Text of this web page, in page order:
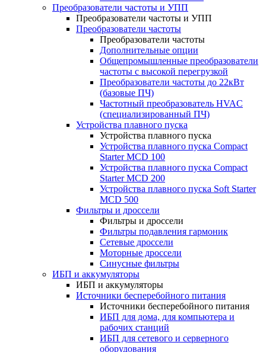
Преобразователи частоты и УПП
Преобразователи частоты и УПП
Преобразователи частоты
Преобразователи частоты
Дополнительные опции
Общепромышленные преобразователи
частоты с высокой перегрузкой
Преобразователи частоты до 22кВт
(базовые ПЧ)
Частотный преобразователь HVAC
(специализированный ПЧ)
Устройства плавного пуска
Устройства плавного пуска
Устройства плавного пуска Compact
Starter MCD 100
Устройства плавного пуска Compact
Starter MCD 200
Устройства плавного пуска Soft Starter
MCD 500
Фильтры и дроссели
Фильтры и дроссели
Фильтры подавления гармоник
Сетевые дроссели
Моторные дроссели
Синусные фильтры
ИБП и аккумуляторы
ИБП и аккумуляторы
Источники бесперебойного питания
Источники бесперебойного питания
ИБП для дома, для компьютера и
рабочих станций
ИБП для сетевого и серверного
оборудования